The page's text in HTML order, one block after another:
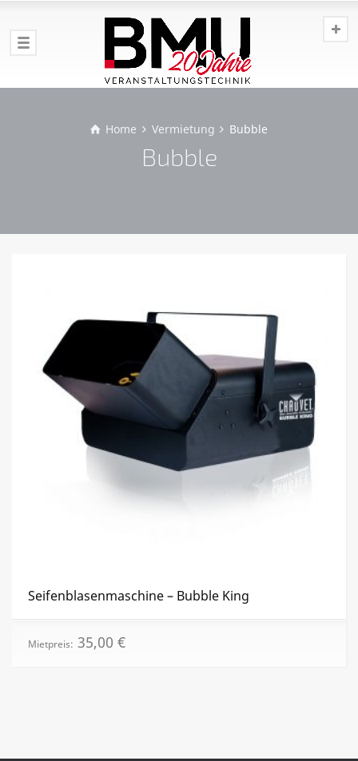
Home Vermietung Bubble
Bubble
Seifenblasenmaschine – Bubble King
Mietpreis: 35,00 €